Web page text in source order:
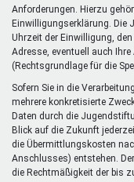
Anforderungen. Hierzu
Einwilligungserklärung. Die
Uhrzeit der Einwilligung,
Adresse, eventuell auch
(Rechtsgrundlage für die
Sofern Sie in die
mehrere konkretisierte
Daten durch die
Blick auf die Zukunft
die Übermittlungskosten
Anschlusses) entstehen.
die Rechtmäßigkeit der bis